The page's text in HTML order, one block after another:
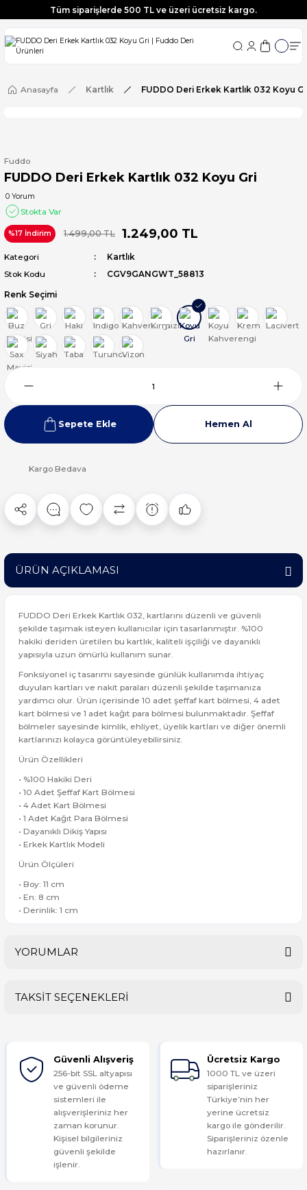
Tüm siparişlerde 500 TL ve üzeri ücretsiz kargo.
Tüm siparişlerde 500 TL ve üzeri ücretsiz kargo.
Tüm siparişlerde 500 TL ve üzeri ücretsiz kargo.
Tüm siparişlerde 500 TL ve üzeri ücretsiz kargo.
Anasayfa Kartlık FUDDO Deri Erkek Kartlık 032 Koyu
Fuddo
FUDDO Deri Erkek Kartlık 032 Koyu Gri
0 Yorum
Stokta Var
%17 İndirim 1.499,00 TL 1.249,00 TL
Kategori
Kartlık
Stok Kodu
CGV9GANGWT_58813
Renk Seçimi
Sepete Ekle Hemen Al
Kargo Bedava
ÜRÜN AÇIKLAMASI
FUDDO Deri Erkek Kartlık 032, kartlarını düzenli ve güvenli
şekilde taşımak isteyen kullanıcılar için tasarlanmıştır. %100
hakiki deriden üretilen bu kartlık, kaliteli işçiliği ve dayanıklı
yapısıyla uzun ömürlü kullanım sunar.
Fonksiyonel iç tasarımı sayesinde günlük kullanımda ihtiyaç
duyulan kartları ve nakit paraları düzenli şekilde taşımanıza
yardımcı olur. Ürün içerisinde 10 adet şeffaf kart bölmesi, 4 adet
kart bölmesi ve 1 adet kağıt para bölmesi bulunmaktadır. Şeffaf
bölmeler sayesinde kimlik, ehliyet, üyelik kartları ve diğer önemli
kartlarınızı kolayca görüntüleyebilirsiniz.
Ürün Özellikleri
• %100 Hakiki Deri
• 10 Adet Şeffaf Kart Bölmesi
• 4 Adet Kart Bölmesi
• 1 Adet Kağıt Para Bölmesi
• Dayanıklı Dikiş Yapısı
• Erkek Kartlık Modeli
Ürün Ölçüleri
• Boy: 11 cm
• En: 8 cm
• Derinlik: 1 cm
YORUMLAR
Yorum Yaz
TAKSİT SEÇENEKLERİ
Güvenli Alışveriş
256-bit SSL altyapısı
ve güvenli ödeme
sistemleri ile
alışverişleriniz her
zaman korunur.
Kişisel bilgileriniz
güvenli şekilde
işlenir.
Ücretsiz Kargo
1000 TL ve üzeri
siparişleriniz
Türkiye’nin her
yerine ücretsiz
kargo ile gönderilir.
Siparişleriniz özenle
hazırlanır.